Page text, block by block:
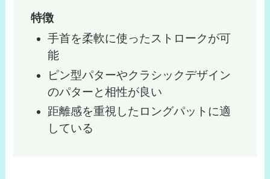
特徴
手首を柔軟に使ったストロークが可
能
ピン型パターやクラシックデザイン
のパターと相性が良い
距離感を重視したロングパットに適
している